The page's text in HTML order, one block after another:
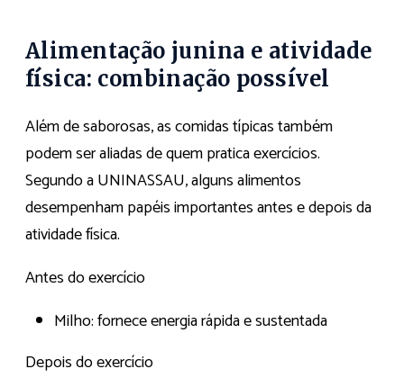
Alimentação junina e atividade
física: combinação possível
Além de saborosas, as comidas típicas também
podem ser aliadas de quem pratica exercícios.
Segundo a UNINASSAU, alguns alimentos
desempenham papéis importantes antes e depois da
atividade física.
Antes do exercício
Milho: fornece energia rápida e sustentada
Depois do exercício